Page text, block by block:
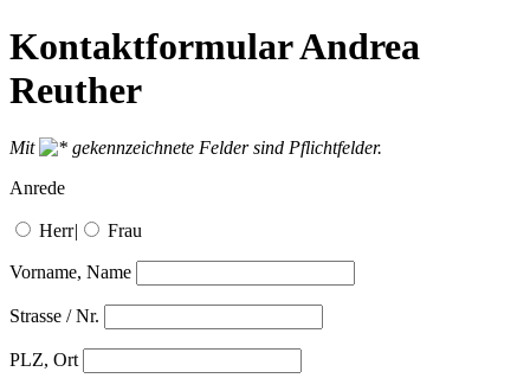
Kontaktformular Andrea
Reuther
Mit
gekennzeichnete Felder sind Pflichtfelder.
Anrede
Herr| Frau
Vorname, Name
Strasse / Nr.
PLZ, Ort